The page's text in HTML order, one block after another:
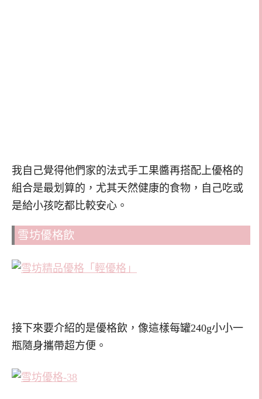
我自己覺得他們家的法式手工果醬再搭配上優格的
組合是最划算的，尤其天然健康的食物，自己吃或
是給小孩吃都比較安心。
雪坊優格飲
接下來要介紹的是優格飲，像這樣每罐240g小小一
瓶隨身攜帶超方便。